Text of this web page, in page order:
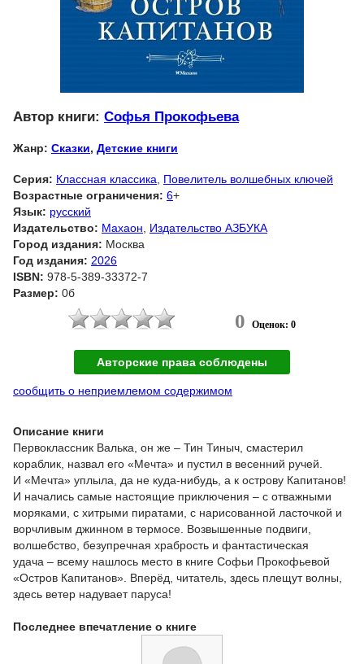
Автор книги: Софья Прокофьева
Жанр: Сказки, Детские книги
Серия: Классная классика
Повелитель волшебных ключей
Возрастные ограничения: 6+
Язык: русский
Издательство: Махаон
Издательство АЗБУКА
Город издания: Москва
Год издания: 2026
ISBN: 978-5-389-33372-7
Размер: 0б
0 Оценок: 0
Авторские права соблюдены
сообщить о неприемлемом содержимом
Описание книги
Первоклассник Валька, он же – Тин Тиныч, смастерил
кораблик, назвал его «Мечта» и пустил в весенний ручей.
И «Мечта» уплыла, да не куда-нибудь, а к острову Капитанов!
И начались самые настоящие приключения – с отважными
моряками, с хитрыми пиратами, с нарисованной ласточкой и
ворчливым джинном в термосе. Возвышенные подвиги,
волшебство, безупречная храбрость и фантастическая
удача – всему нашлось место в книге Софьи Прокофьевой
«Остров Капитанов». Вперёд, читатель, здесь плещут волны,
здесь ветер надувает паруса!
Последнее впечатление о книге